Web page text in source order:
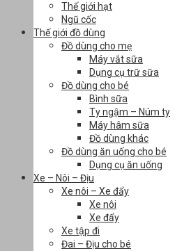
Thế giới hạt
Ngũ cốc
Thế giới đồ dùng
Đồ dùng cho mẹ
Máy vắt sữa
Dụng cụ trữ sữa
Đồ dùng cho bé
Bình sữa
Ty ngậm – Núm ty
Máy hâm sữa
Đồ dùng khác
Đồ dùng ăn uống cho bé
Dụng cụ ăn uống
Xe – Nôi – Địu
Xe nôi – Xe đẩy
Xe nôi
Xe đẩy
Xe tập đi
Đai – Địu cho bé